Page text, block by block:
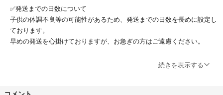
✅発送までの日数について
子供の体調不良等の可能性があるため、発送までの日数を長めに設定し
ております。
早めの発送を心掛けておりますが、お急ぎの方はご遠慮ください。
続きを表示する